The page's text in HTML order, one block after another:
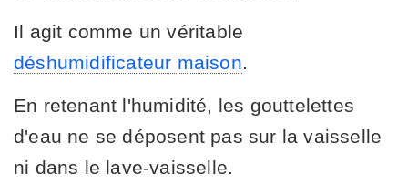
Il agit comme un véritable
déshumidificateur maison
En retenant l'humidité, les gouttelettes
d'eau ne se déposent pas sur la vaisselle
ni dans le lave-vaisselle.